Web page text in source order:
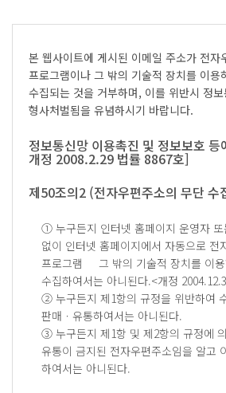
본 웹사이트에 게시된 이메일 주소가 전자
프로그램이나 그 밖의 기술적 장치를 이용
수집되는 것을 거부하며, 이를 위반시 정
형사처벌됨을 유념하시기 바랍니다.
정보통신망 이용촉진 및 정보보호
개정 2008.2.29 법률 8867호]
제50조의2 (전자우편주소의 무단 수
① 누구든지 인터넷 홈페이지 운영자 또
없이 인터넷 홈페이지에서 자동으로 전
프로그램 그 밖의 기술적 장치를 이용
수집하여서는 아니된다.<개정
② 누구든지 제1항의 규정을 위반하여
판매ㆍ유통하여서는 아니된다.
③ 누구든지 제1항 및 제2항의 규정에
유통이 금지된 전자우편주소임을 알고
하여서는 아니된다.